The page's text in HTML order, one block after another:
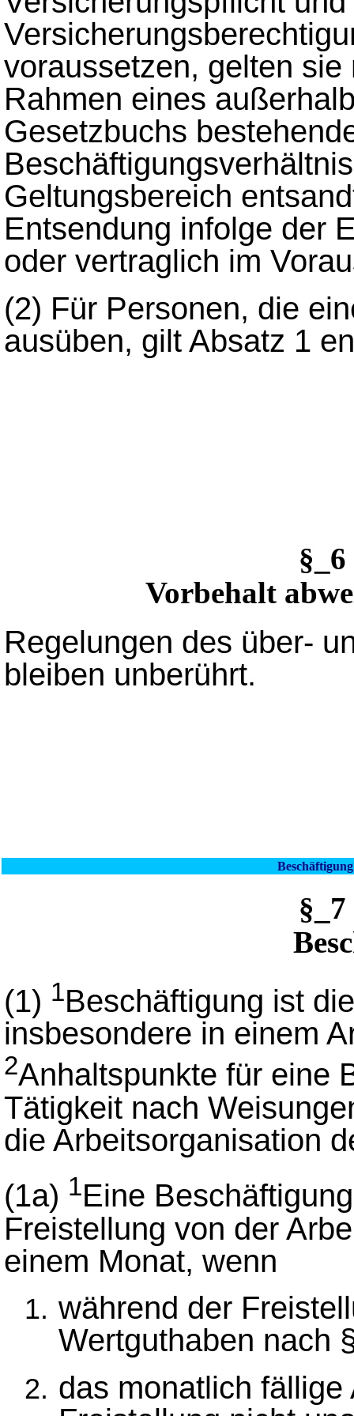
voraussetzen, gelten
Rahmen eines
Gesetzbuchs
Geltungsbereich
Entsendung infolge der
oder vertraglich im
(2) Für Personen, die
ausüben, gilt Absatz 1
Vorbehalt
Regelungen des über-
bleiben unberührt.
(1) 1Beschäftigung ist
insbesondere in einem
2Anhaltspunkte für eine
Tätigkeit nach
die Arbeitsorganisation
(1a) 1Eine
Freistellung von der
einem Monat, wenn
während der
Wertguthaben nach
das monatlich